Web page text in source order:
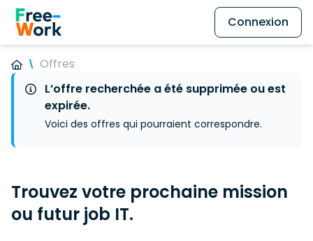
Connexion
Offres
L’offre recherchée a été supprimée ou est
expirée.
Voici des offres qui pourraient correspondre.
Trouvez votre prochaine mission
ou futur job IT.